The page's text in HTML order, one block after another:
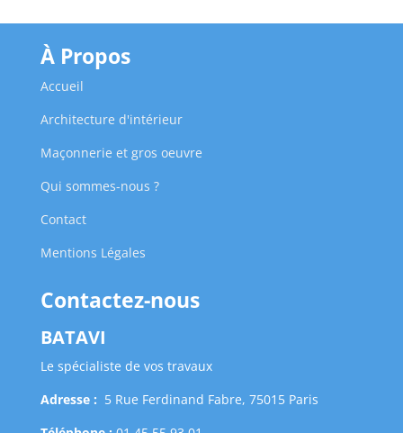
À Propos
Accueil
Architecture d'intérieur
Maçonnerie et gros oeuvre
Qui sommes-nous ?
Contact
Mentions Légales
Contactez-nous
BATAVI
Le spécialiste de vos travaux
Adresse : 5 Rue Ferdinand Fabre, 75015 Paris